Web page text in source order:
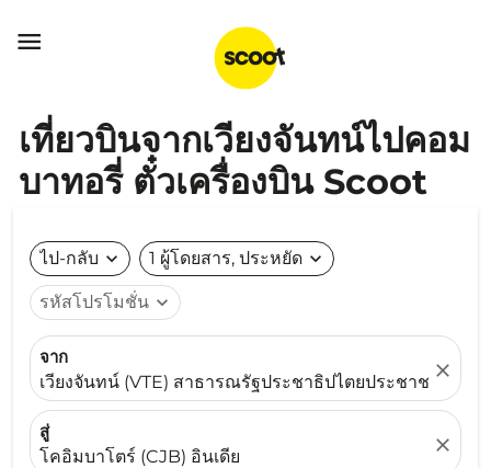

เที่ยวบินจากเวียงจันทน์ไปคอม
บาทอรี่ ตั๋วเครื่องบิน Scoot
ไป-กลับ expand_more 1 ผู้โดยสาร, ประหยัด expand_more
รหัสโปรโมชั่น expand_more
จาก
เวียงจันทน์ (VTE) สาธารณรัฐประชาธิปไตยประชาชนลาว
close
สู่
โคอิมบาโตร์ (CJB) อินเดีย
close